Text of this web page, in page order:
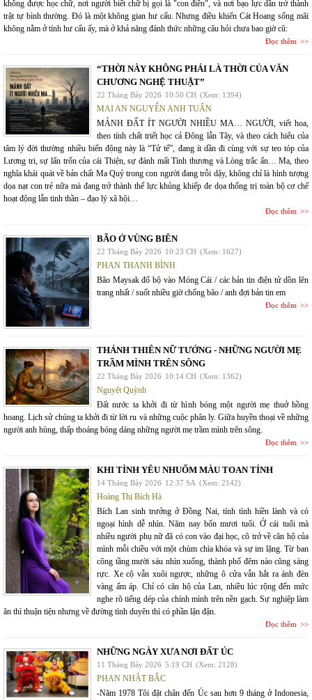
không được học chữ, nơi người biết chữ bị gọi là "con điên", và nơi bạo lực dần trở thành
trật tự bình thường. Đó là một không gian hư cấu. Nhưng điều khiến Cát Hoang sống mãi
không nằm ở tính hư cấu ấy, mà ở khả năng đánh thức những câu hỏi chưa bao giờ cũ:
Đọc thêm
“THỜI NÀY KHÔNG PHẢI LÀ THỜI CỦA VĂN
CHƯƠNG NGHỆ THUẬT”
22 Tháng Bảy 2026 10:50 CH (Xem: 1394)
MAI AN NGUYỄN ANH TUẤN
MẢNH ĐẤT ÍT NGƯỜI NHIỀU MA… NGƯỜI, viết hoa,
theo tính chất triết học cả Đông lẫn Tây, và theo cách hiểu của
tâm lý đời thường nhiều biến động này là “Tử tế”, đang ít dần đi cùng với sự teo tóp của
Lương tri, sự lẩn trốn của cái Thiện, sự đánh mất Tình thương và Lòng trắc ẩn… Ma, theo
nghĩa khái quát về bản chất Ma Quỷ trong con người đang trỗi dậy, không chỉ là hình tượng
dọa nạt con trẻ nữa mà đang trở thành thế lực khủng khiếp đe dọa thống trị toàn bộ cơ chế
hoạt động lẫn tinh thần – đạo lý xã hội…
Đọc thêm
BÃO Ở VÙNG BIÊN
22 Tháng Bảy 2026 10:23 CH (Xem: 1627)
PHAN THANH BÌNH
Bão Maysak đổ bộ vào Móng Cái / các bản tin điện tử dồn lên
trang nhất / suốt nhiều giờ chống bão / anh đợi bản tin em
Đọc thêm
THÁNH THIÊN NỮ TƯỚNG - NHỮNG NGƯỜI MẸ
TRẦM MÌNH TRÊN SÔNG
22 Tháng Bảy 2026 10:14 CH (Xem: 1362)
Nguyệt Quỳnh
Đất nước ta khởi đi từ hình bóng một người mẹ thuở hồng
hoang. Lịch sử chúng ta khởi đi từ lời ru và những cuộc phân ly. Giữa huyền thoại về những
người anh hùng, thấp thoáng bóng dáng những người mẹ trầm mình trên sông.
Đọc thêm
KHI TÌNH YÊU NHUỐM MÀU TOAN TÍNH
14 Tháng Bảy 2026 12:37 SA (Xem: 2142)
Hoàng Thị Bích Hà
Bích Lan sinh trưởng ở Đồng Nai, tính tình hiền lành và có
ngoại hình dễ nhìn. Năm nay bốn mươi tuổi. Ở cái tuổi mà
nhiều người phụ nữ đã có con vào đại học, cô trở về căn hộ của
mình mỗi chiều với một chùm chìa khóa và sự im lặng. Từ ban
công tầng mười sáu nhìn xuống, thành phố đêm nào cũng sáng
rực. Xe cộ vẫn xuôi ngược, những ô cửa vẫn hắt ra ánh đèn
vàng ấm áp. Chỉ có căn hộ của Lan, nhiều lúc rộng đến mức
nghe rõ tiếng dép của chính mình trên nền gạch. Sự nghiệp làm
ăn thì thuận tiện nhưng về đường tình duyên thì có phần lận đận.
Đọc thêm
NHỮNG NGÀY XƯA NƠI ĐẤT ÚC
11 Tháng Bảy 2026 5:19 CH (Xem: 2128)
PHAN NHẬT BẮC
-Năm 1978 Tôi đặt chân đến Úc sau hơn 9 tháng ở Indonesia,